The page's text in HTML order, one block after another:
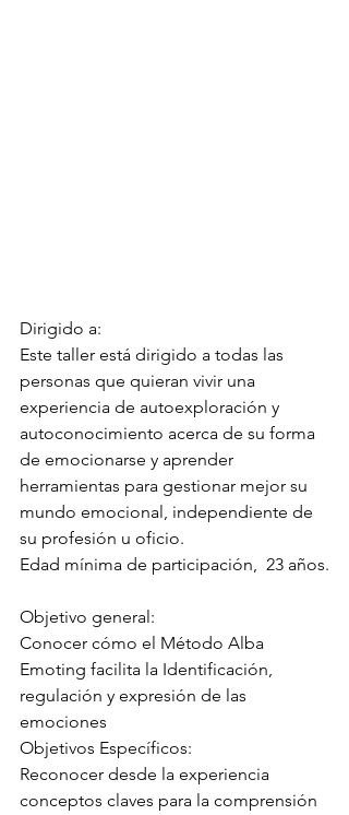
Dirigido a:
Este taller está dirigido a todas las
personas que quieran vivir una
experiencia de autoexploración y
autoconocimiento acerca de su forma
de emocionarse y aprender
herramientas para gestionar mejor su
mundo emocional, independiente de
su profesión u oficio.
Edad mínima de participación,  23 años.
Objetivo general:
Conocer cómo el Método Alba
Emoting facilita la Identificación,
regulación y expresión de las
emociones
Objetivos Específicos:
Reconocer desde la experiencia
conceptos claves para la comprensión